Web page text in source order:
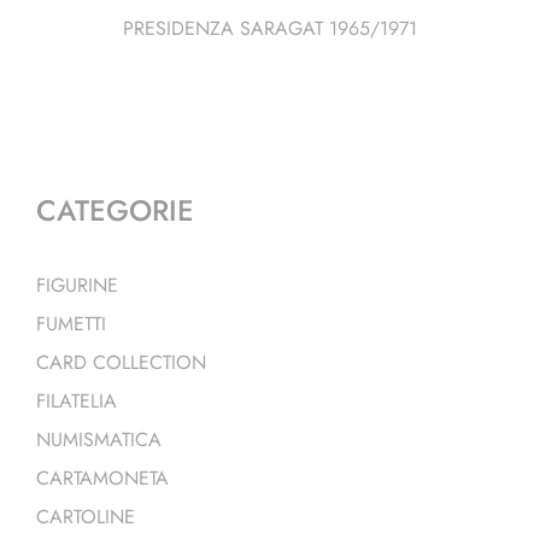
PRESIDENZA SARAGAT 1965/1971
CATEGORIE
FIGURINE
FUMETTI
CARD COLLECTION
FILATELIA
NUMISMATICA
CARTAMONETA
CARTOLINE